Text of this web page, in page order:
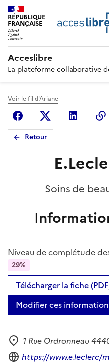
RÉPUBLIQUE
FRANÇAISE
Acceslibre
La plateforme collaborative
Voir le fil d'Ariane
FacebookX Linkedin
Retour
Soins de
Niveau de complétude
29%
Télécharger la fiche
Modifier ces
Adresse
1 Rue Ordronneau
Site internet
https://www.e.leclerc/